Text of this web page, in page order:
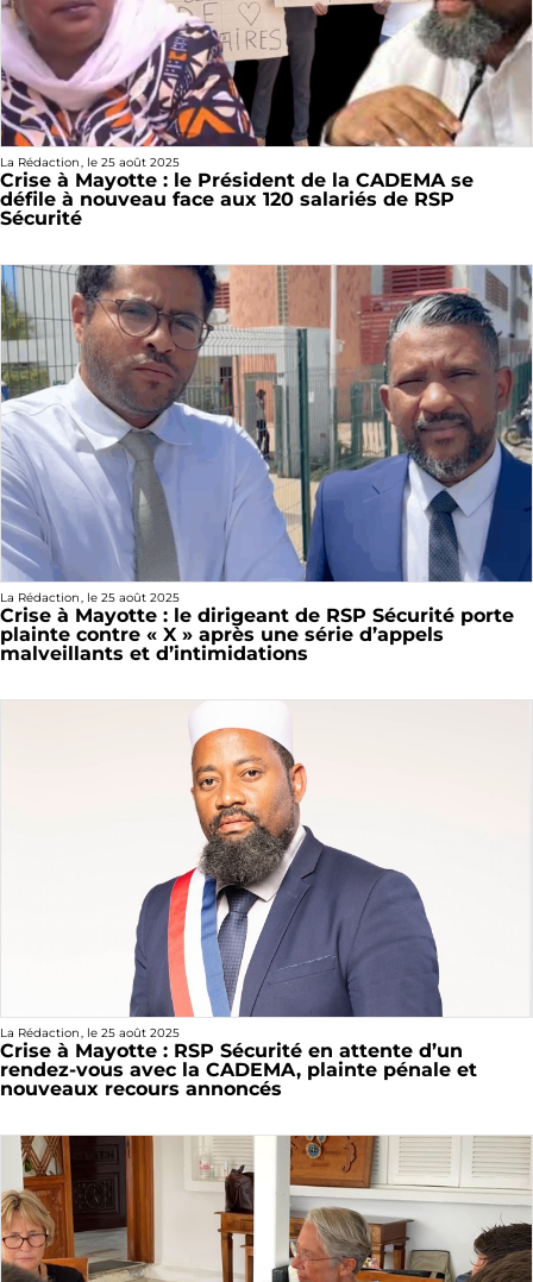
La Rédaction, le 25 août 2025
Crise à Mayotte : le Président de la CADEMA se
défile à nouveau face aux 120 salariés de RSP
Sécurité
La Rédaction, le 25 août 2025
Crise à Mayotte : le dirigeant de RSP Sécurité porte
plainte contre « X » après une série d’appels
malveillants et d’intimidations
La Rédaction, le 25 août 2025
Crise à Mayotte : RSP Sécurité en attente d’un
rendez-vous avec la CADEMA, plainte pénale et
nouveaux recours annoncés